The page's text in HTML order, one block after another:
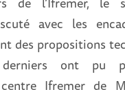
avec les
des propositions
derniers ont pu
Ifremer de